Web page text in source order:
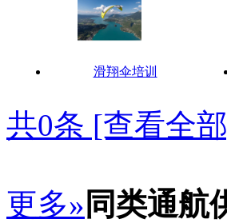
滑翔伞培训
共0条 [查看全
更多» 同类通航